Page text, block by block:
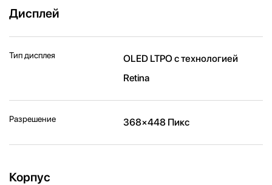
Дисплей
Тип дисплея
OLED LTPO с технологией
Retina
Разрешение 368×448 Пикс
Корпус